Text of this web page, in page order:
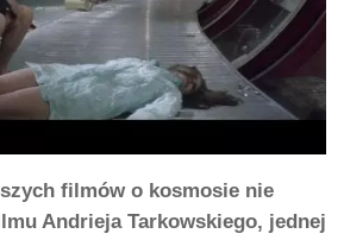
filmów o kosmosie nie
Andrieja Tarkowskiego, jednej